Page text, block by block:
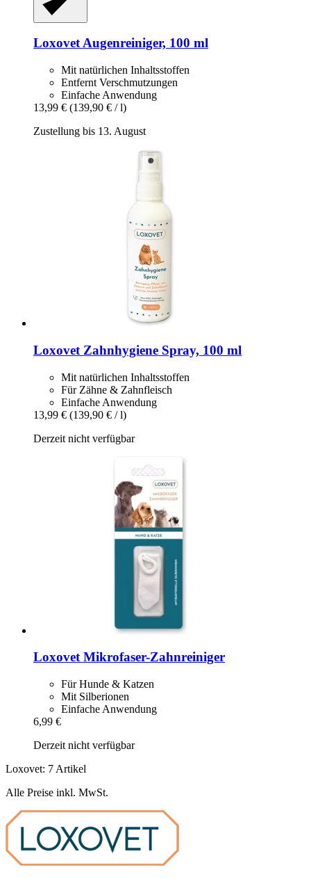
LoxovetAugenreiniger, 100 ml
Mit natürlichen Inhaltsstoffen
Entfernt Verschmutzungen
Einfache Anwendung
13,99 € (139,90 € / l)
Zustellung bis 13. August
Loxovet Zahnhygiene Spray, 100 ml
Mit natürlichen Inhaltsstoffen
Für Zähne & Zahnfleisch
Einfache Anwendung
13,99 € (139,90 € / l)
Derzeit nicht verfügbar
LoxovetMikrofaser-​Zahnreiniger
Für Hunde & Katzen
Mit Silberionen
Einfache Anwendung
6,99 €
Derzeit nicht verfügbar
Loxovet: 7 Artikel
Alle Preise inkl. MwSt.